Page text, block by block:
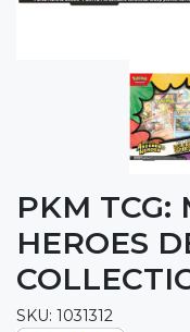
PKM TCG:
HEROES
SKU: 1031312